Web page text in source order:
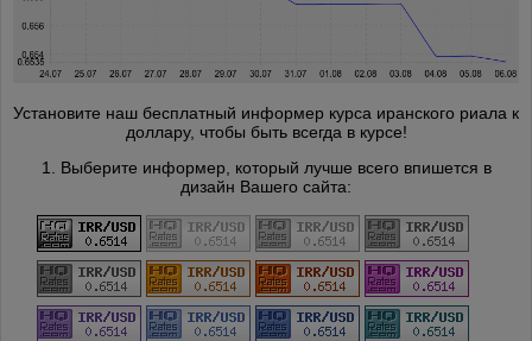
Установите наш бесплатный информер курса иранского риала к
доллару, чтобы быть всегда в курсе!
1. Выберите информер, который лучше всего впишется в
дизайн Вашего сайта: